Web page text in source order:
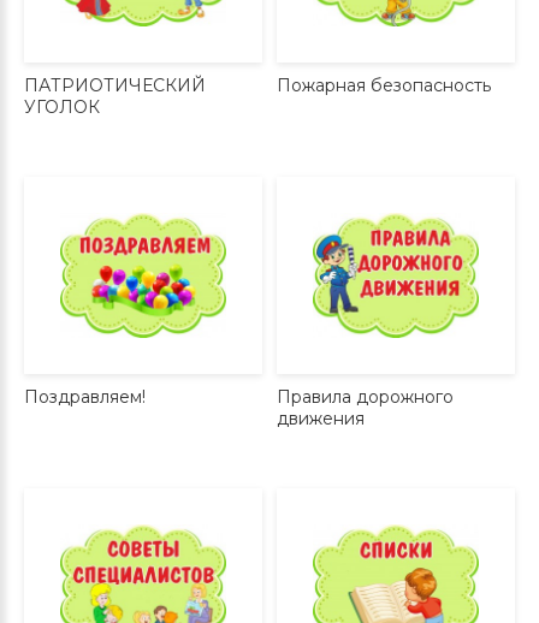
ПАТРИОТИЧЕСКИЙ
УГОЛОК
Пожарная безопасность
Поздравляем!
Правила дорожного
движения